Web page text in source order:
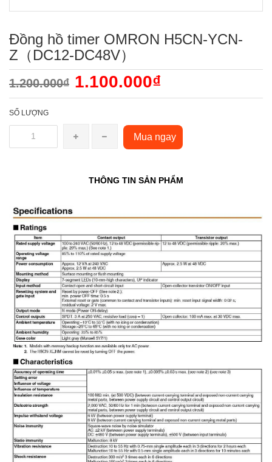
Đồng hồ timer OMRON H5CN-YCN-
Z（DC12-DC48V）
1.200.000₫ 1.100.000₫
SỐ LƯỢNG
Mua ngay
THÔNG TIN SẢN PHẨM